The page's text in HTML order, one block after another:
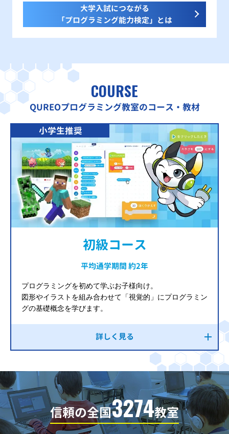
大学入試につながる
「プログラミング能力検定」とは
COURSE
QUREOプログラミング教室のコース・教材
小学生推奨
初級コース
平均通学期間 約2年
プログラミングを初めて学ぶお子様向け。
図形やイラストを組み合わせて「視覚的」にプログラミン
グの基礎概念を学びます。
詳しく見る
信頼の全国3274教室